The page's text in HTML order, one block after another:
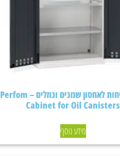
ארון בטיחות לאחסון שמנים ונוזלים – Perfom
Cabinet for Oil Canisters
מידע נוסף